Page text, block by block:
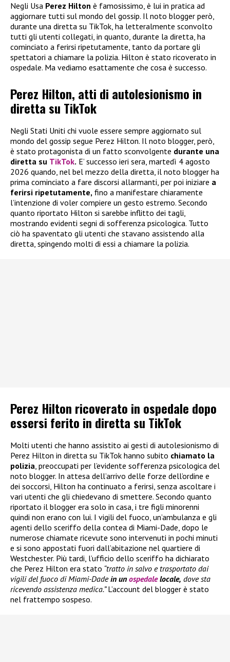
Negli Usa Perez Hilton è famosissimo, è lui in pratica ad
aggiornare tutti sul mondo del gossip. Il noto blogger però,
durante una diretta su TikTok, ha letteralmente sconvolto
tutti gli utenti collegati, in quanto, durante la diretta, ha
cominciato a ferirsi ripetutamente, tanto da portare gli
spettatori a chiamare la polizia. Hilton è stato ricoverato in
ospedale. Ma vediamo esattamente che cosa è successo.
Perez Hilton, atti di autolesionismo in
diretta su TikTok
Negli Stati Uniti chi vuole essere sempre aggiornato sul
mondo del gossip segue Perez Hilton. Il noto blogger, però,
è stato protagonista di un fatto sconvolgente durante una
diretta su TikTok. E’ successo ieri sera, martedì 4 agosto
2026 quando, nel bel mezzo della diretta, il noto blogger ha
prima cominciato a fare discorsi allarmanti, per poi iniziare a
ferirsi ripetutamente, fino a manifestare chiaramente
l’intenzione di voler compiere un gesto estremo. Secondo
quanto riportato Hilton si sarebbe inflitto dei tagli,
mostrando evidenti segni di sofferenza psicologica. Tutto
ciò ha spaventato gli utenti che stavano assistendo alla
diretta, spingendo molti di essi a chiamare la polizia.
Perez Hilton ricoverato in ospedale dopo
essersi ferito in diretta su TikTok
Molti utenti che hanno assistito ai gesti di autolesionismo di
Perez Hilton in diretta su TikTok hanno subito chiamato la
polizia, preoccupati per l’evidente sofferenza psicologica del
noto blogger. In attesa dell’arrivo delle forze dell’ordine e
dei soccorsi, Hilton ha continuato a ferirsi, senza ascoltare i
vari utenti che gli chiedevano di smettere. Secondo quanto
riportato il blogger era solo in casa, i tre figli minorenni
quindi non erano con lui. I vigili del fuoco, un’ambulanza e gli
agenti dello sceriffo della contea di Miami-Dade, dopo le
numerose chiamate ricevute sono intervenuti in pochi minuti
e si sono appostati fuori dall’abitazione nel quartiere di
Westchester. Più tardi, l’ufficio dello sceriffo ha dichiarato
che Perez Hilton era stato “tratto in salvo e trasportato dai
vigili del fuoco di Miami-Dadein un ospedalelocale, dove sta
ricevendo assistenza medica.”L’account del blogger è stato
nel frattempo sospeso.